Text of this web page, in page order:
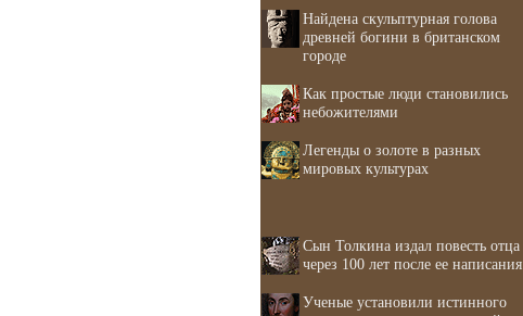
Найдена скульптурная голова
древней богини в британском
городе
Как простые люди становились
небожителями
Легенды о золоте в разных
мировых культурах
Сын Толкина издал повесть отца
через 100 лет после ее написания
Ученые установили истинного